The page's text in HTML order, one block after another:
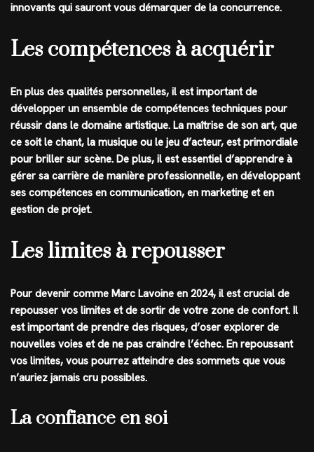
innovants qui sauront vous démarquer de la concurrence.
Les compétences à acquérir
En plus des qualités personnelles, il est important de
développer un ensemble de compétences techniques pour
réussir dans le domaine artistique. La maîtrise de son art, que
ce soit le chant, la musique ou le jeu d’acteur, est primordiale
pour briller sur scène. De plus, il est essentiel d’apprendre à
gérer sa carrière de manière professionnelle, en développant
ses compétences en communication, en marketing et en
gestion de projet.
Les limites à repousser
Pour devenir comme Marc Lavoine en 2024, il est crucial de
repousser vos limites et de sortir de votre zone de confort. Il
est important de prendre des risques, d’oser explorer de
nouvelles voies et de ne pas craindre l’échec. En repoussant
vos limites, vous pourrez atteindre des sommets que vous
n’auriez jamais cru possibles.
La confiance en soi